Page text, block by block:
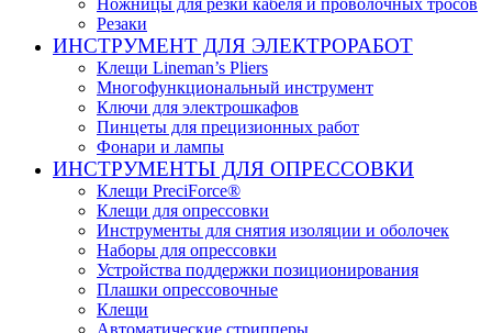
Ножницы для резки кабеля и проволочных тросов
Резаки
ИНСТРУМЕНТ ДЛЯ ЭЛЕКТРОРАБОТ
Клещи Lineman’s Pliers
Многофункциональный инструмент
Ключи для электрошкафов
Пинцеты для прецизионных работ
Фонари и лампы
ИНСТРУМЕНТЫ ДЛЯ ОПРЕССОВКИ
Клещи PreciForce®
Клещи для опрессовки
Инструменты для снятия изоляции и оболочек
Наборы для опрессовки
Устройства поддержки позиционирования
Плашки опрессовочные
Клещи
Автоматические стрипперы